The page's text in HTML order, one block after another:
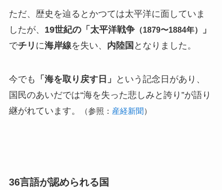
ただ、歴史を辿るとかつては太平洋に面していま
したが、 19世紀の「太平洋戦争（1879〜1884年）
」
でチリ に海岸線を失い、 内陸国 となりました。
今でも 「海を取り戻す日」
という記念日があり、
国民のあいだでは“海を失った悲しみと誇り”が語り
継がれています。
（参照： 産経新聞 ）
36言語が認められる国